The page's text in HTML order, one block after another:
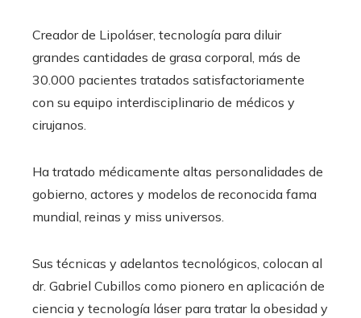
Creador de Lipoláser, tecnología para diluir
grandes cantidades de grasa corporal, más de
30.000 pacientes tratados satisfactoriamente
con su equipo interdisciplinario de médicos y
cirujanos.
Ha tratado médicamente altas personalidades de
gobierno, actores y modelos de reconocida fama
mundial, reinas y miss universos.
Sus técnicas y adelantos tecnológicos, colocan al
dr. Gabriel Cubillos como pionero en aplicación de
ciencia y tecnología láser para tratar la obesidad y